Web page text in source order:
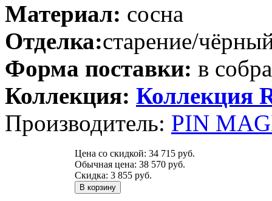
Материал: сосна
Отделка:старение/
Форма поставки: в
Коллекция: Коллекция
Производитель: PIN
Цена со скидкой: 34 715 руб.
Обычная цена: 38 570 руб.
Скидка: 3 855 руб.